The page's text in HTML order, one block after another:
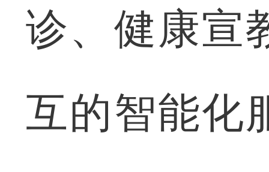
诊、健康宣
互的智能化